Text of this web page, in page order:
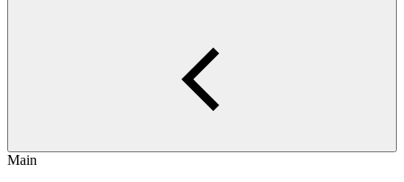
Main